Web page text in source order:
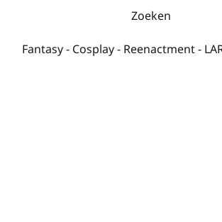
Fantasy - Cosplay - Reenactment -